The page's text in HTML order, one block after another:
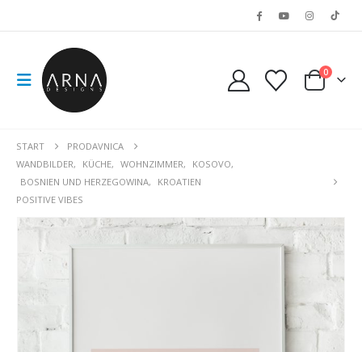
0
START
PRODAVNICA
WANDBILDER, KÜCHE, WOHNZIMMER, KOSOVO,
BOSNIEN UND HERZEGOWINA,
KROATIEN
POSITIVE VIBES